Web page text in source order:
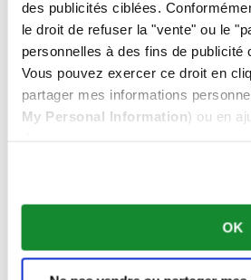
des publicités ciblées.
le droit de refuser la "vente" ou le
personnelles à des fins de publicité
Vous pouvez exercer ce droit en
partager mes informations
My Personal Information) ou en
OK
Belgique
Dutch
Français
Chine
English
简体中文
Danemark
Espagne
Luxembourg
Norvège
Pays-Bas